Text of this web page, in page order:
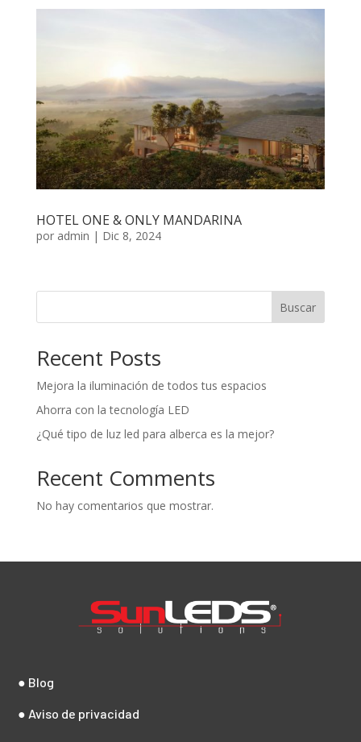
HOTEL ONE & ONLY MANDARINA
por admin | Dic 8, 2024
Buscar
Recent Posts
Mejora la iluminación de todos tus espacios
Ahorra con la tecnología LED
¿Qué tipo de luz led para alberca es la mejor?
Recent Comments
No hay comentarios que mostrar.
● Blog
● Aviso de privacidad